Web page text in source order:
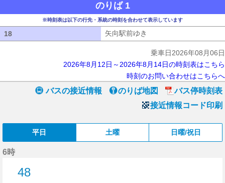
のりば 1
※時刻表は以下の行先・系統の時刻を合わせて表示しています
18 矢向駅前ゆき
乗車日2026年08月06日
2026年8月12日～2026年8月14日の時刻表はこちら
時刻のお問い合わせはこちらへ
バスの接近情報 のりば地図
バス停時刻表
接近情報コード印刷
平日 土曜 日曜/祝日
6時
48